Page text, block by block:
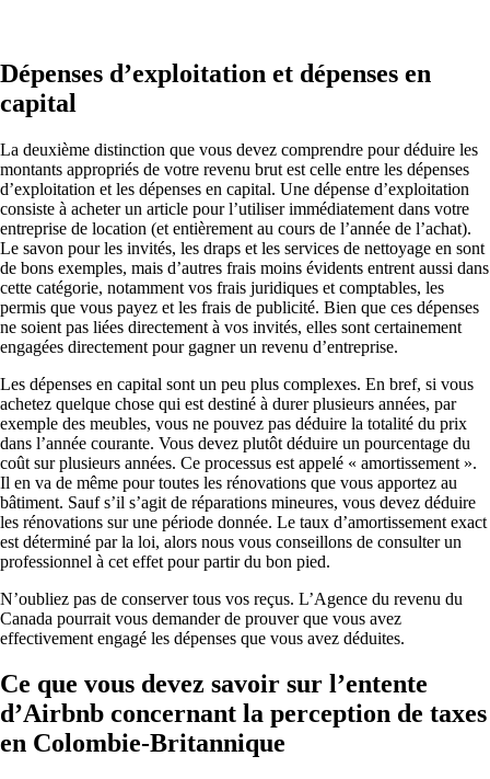
Dépenses d’exploitation et dépenses en
capital
La deuxième distinction que vous devez comprendre pour déduire les
montants appropriés de votre revenu brut est celle entre les dépenses
d’exploitation et les dépenses en capital. Une dépense d’exploitation
consiste à acheter un article pour l’utiliser immédiatement dans votre
entreprise de location (et entièrement au cours de l’année de l’achat).
Le savon pour les invités, les draps et les services de nettoyage en sont
de bons exemples, mais d’autres frais moins évidents entrent aussi dans
cette catégorie, notamment vos frais juridiques et comptables, les
permis que vous payez et les frais de publicité. Bien que ces dépenses
ne soient pas liées directement à vos invités, elles sont certainement
engagées directement pour gagner un revenu d’entreprise.
Les dépenses en capital sont un peu plus complexes. En bref, si vous
achetez quelque chose qui est destiné à durer plusieurs années, par
exemple des meubles, vous ne pouvez pas déduire la totalité du prix
dans l’année courante. Vous devez plutôt déduire un pourcentage du
coût sur plusieurs années. Ce processus est appelé « amortissement ».
Il en va de même pour toutes les rénovations que vous apportez au
bâtiment. Sauf s’il s’agit de réparations mineures, vous devez déduire
les rénovations sur une période donnée. Le taux d’amortissement exact
est déterminé par la loi, alors nous vous conseillons de consulter un
professionnel à cet effet pour partir du bon pied.
N’oubliez pas de conserver tous vos reçus. L’Agence du revenu du
Canada pourrait vous demander de prouver que vous avez
effectivement engagé les dépenses que vous avez déduites.
Ce que vous devez savoir sur l’entente
d’Airbnb concernant la perception de taxes
en Colombie-Britannique